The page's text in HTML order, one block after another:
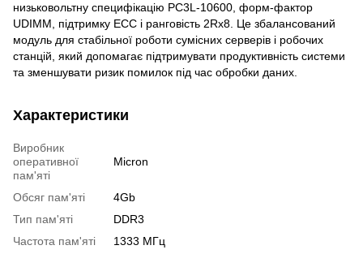
низьковольтну специфікацію PC3L-10600, форм-фактор
UDIMM, підтримку ECC і ранговість 2Rx8. Це збалансований
модуль для стабільної роботи сумісних серверів і робочих
станцій, який допомагає підтримувати продуктивність системи
та зменшувати ризик помилок під час обробки даних.
Характеристики
Виробник
оперативної
пам'яті
Micron
Обсяг пам'яті
4Gb
Тип пам'яті
DDR3
Частота пам'яті
1333 МГц